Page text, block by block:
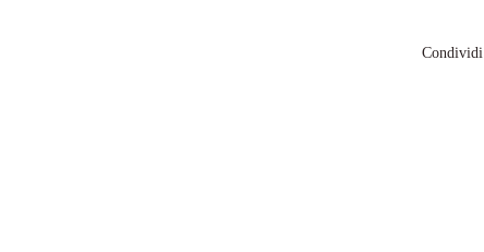
Condividi